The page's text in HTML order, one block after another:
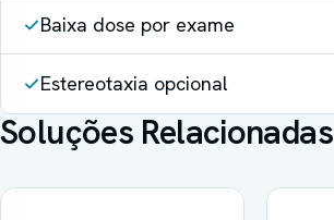
Baixa dose por exame
Estereotaxia opcional
Soluções Relacionadas